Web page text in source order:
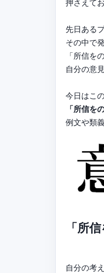
押さえて
先日ある
その中で
「所信を
自分の意
今日はこ
「所信を
例文や類
「所
自分の考